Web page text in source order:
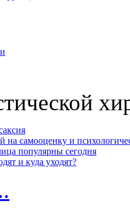
на самооценку и
популярны сегодня
и куда уходят?